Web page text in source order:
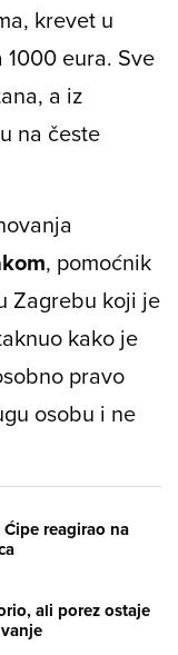
krevet u
eura. Sve
a iz
na česte
, pomoćnik
Zagrebu koji je
kako je
pravo
osobu i ne
reagirao na
ali porez ostaje